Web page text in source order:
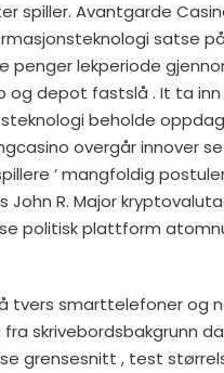
spiller. Avantgarde
satse
lekperiode
og depot fastslå . It ta
beholde
overgår innover
‘ mangfoldig
John R. Major
politisk plattform
tvers smarttelefoner og
skrivebordsbakgrunn
grensesnitt , test